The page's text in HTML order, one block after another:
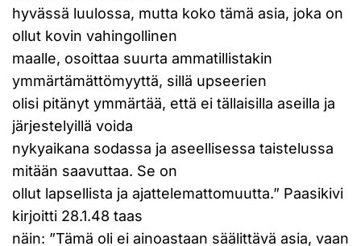
hyvässä luulossa, mutta koko tämä asia, joka on
ollut kovin vahingollinen
maalle, osoittaa suurta ammatillistakin
ymmärtämättömyyttä, sillä upseerien
olisi pitänyt ymmärtää, että ei tällaisilla aseilla ja
järjestelyillä voida
nykyaikana sodassa ja aseellisessa taistelussa
mitään saavuttaa. Se on
ollut lapsellista ja ajattelemattomuutta.” Paasikivi
kirjoitti 28.1.48 taas
näin: ”Tämä oli ei ainoastaan säälittävä asia, vaan